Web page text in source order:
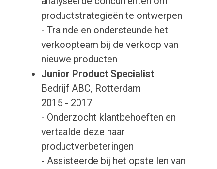
productstrategieën te ontwerpen
- Trainde en ondersteunde het
verkoopteam bij de verkoop van
nieuwe producten
Junior Product Specialist
Bedrijf ABC, Rotterdam
2015 - 2017
- Onderzocht klantbehoeften en
vertaalde deze naar
productverbeteringen
- Assisteerde bij het opstellen van